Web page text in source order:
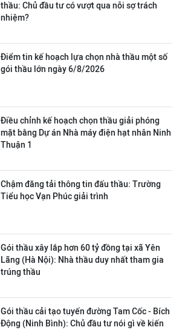
thầu: Chủ đầu tư có vượt qua nỗi sợ trách
nhiệm?
Điểm tin kế hoạch lựa chọn nhà thầu một số
gói thầu lớn ngày 6/8/2026
Điều chỉnh kế hoạch chọn thầu giải phóng
mặt bằng Dự án Nhà máy điện hạt nhân Ninh
Thuận 1
Chậm đăng tải thông tin đấu thầu: Trường
Tiểu học Vạn Phúc giải trình
Gói thầu xây lắp hơn 60 tỷ đồng tại xã Yên
Lãng (Hà Nội): Nhà thầu duy nhất tham gia
trúng thầu
Gói thầu cải tạo tuyến đường Tam Cốc - Bích
Động (Ninh Bình): Chủ đầu tư nói gì về kiến